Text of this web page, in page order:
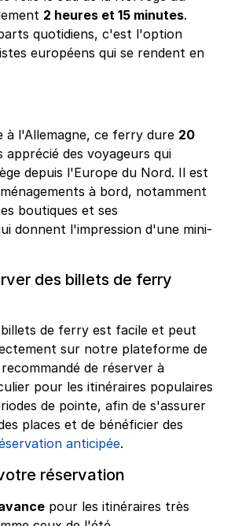
2 heures et 15 minutes.
quotidiens, c'est l'option
européens qui se rendent en
à l'Allemagne, ce ferry dure 20
des voyageurs qui
depuis l'Europe du Nord. Il est
à bord, notamment
boutiques et ses
donnent l'impression d'une mini-
des billets de ferry
de ferry est facile et peut
sur notre plateforme de
de réserver à
pour les itinéraires populaires
de pointe, afin de s'assurer
places et de bénéficier des
anticipée.
réservation
pour les itinéraires très